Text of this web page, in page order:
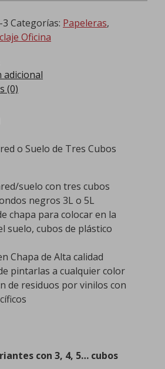
3 Categorías: Papeleras,
Oficina
adicional
(0)
o Suelo de Tres Cubos
suelo con tres cubos
negros 3L o 5L
chapa para colocar en la
suelo, cubos de plástico
Chapa de Alta calidad
pintarlas a cualquier color
de residuos por vinilos con
con 3, 4, 5… cubos